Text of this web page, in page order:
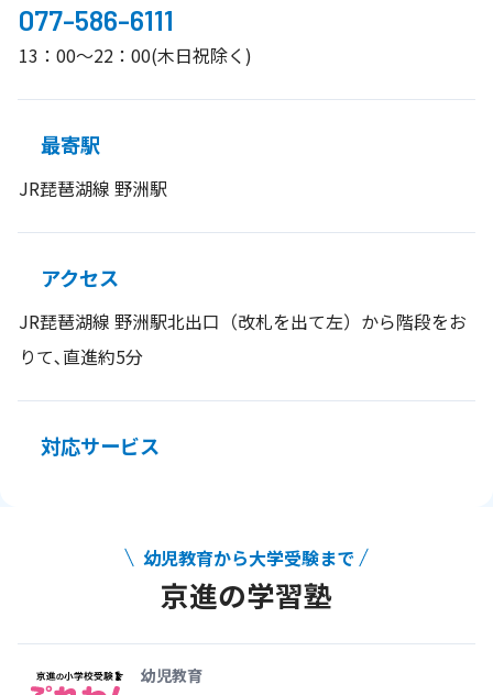
077-586-6111
13：00～22：00(木日祝除く)
最寄駅
JR琵琶湖線 野洲駅
アクセス
JR琵琶湖線 野洲駅北出口（改札を出て左）から階段をお
りて､直進約5分
対応サービス
幼児教育から大学受験まで
京進の学習塾
幼児教育